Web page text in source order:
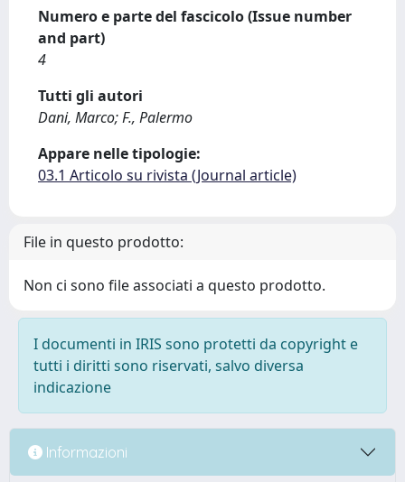
Numero e parte del fascicolo (Issue number
and part)
4
Tutti gli autori
Dani, Marco; F., Palermo
Appare nelle tipologie:
03.1 Articolo su rivista (Journal article)
File in questo prodotto:
Non ci sono file associati a questo prodotto.
I documenti in IRIS sono protetti da copyright e
tutti i diritti sono riservati, salvo diversa
indicazione
Informazioni